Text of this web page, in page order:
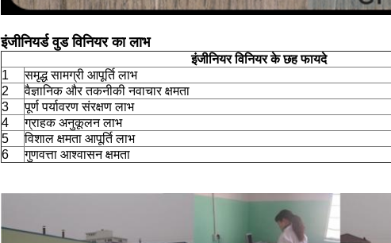
इंजीनियर्ड वुड विनियर का लाभ
इंजीनियर विनियर के छह फायदे
1
समृद्ध सामग्री आपूर्ति लाभ
2
वैज्ञानिक और तकनीकी नवाचार क्षमता
3
पूर्ण पर्यावरण संरक्षण लाभ
4
ग्राहक अनुकूलन लाभ
5
विशाल क्षमता आपूर्ति लाभ
6
गुणवत्ता आश्वासन क्षमता